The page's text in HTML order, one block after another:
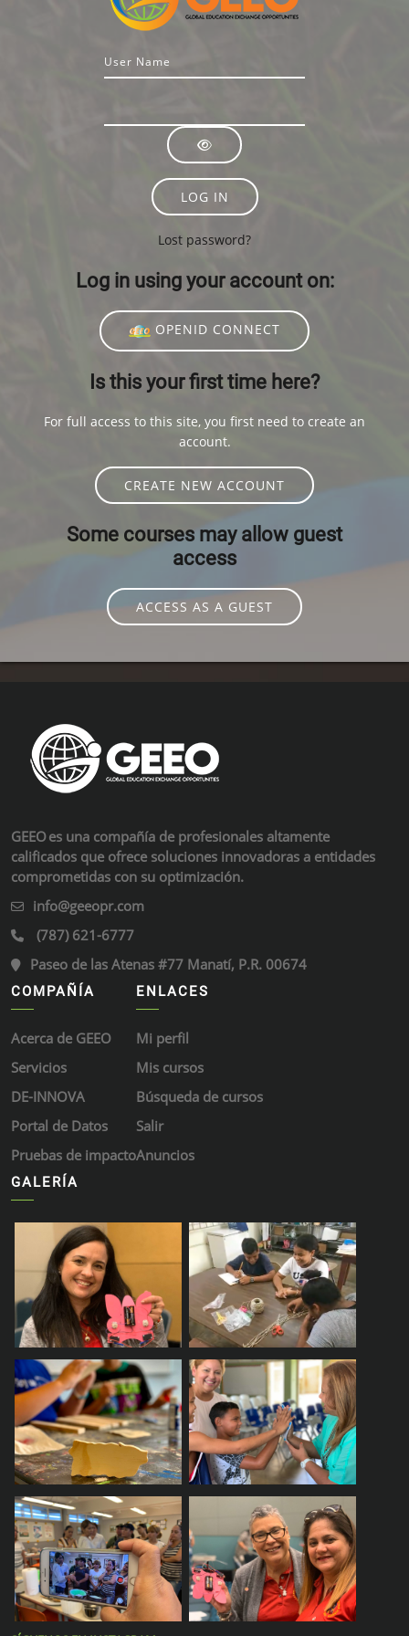
LOG IN
Lost password?
Log in using your account on:
OPENID CONNECT
Is this your first time here?
For full access to this site, you first need to create an
account.
CREATE NEW ACCOUNT
Some courses may allow guest
access
ACCESS AS A GUEST
GEEO es una compañía de profesionales altamente
calificados que ofrece soluciones innovadoras a entidades
comprometidas con su optimización.
info@geeopr.com
(787) 621-6777
Paseo de las Atenas #77 Manatí, P.R. 00674
COMPAÑÍA
Acerca de GEEO
Servicios
DE-INNOVA
Portal de Datos
Pruebas de impacto
ENLACES
Mi perfil
Mis cursos
Búsqueda de cursos
Salir
Anuncios
GALERÍA